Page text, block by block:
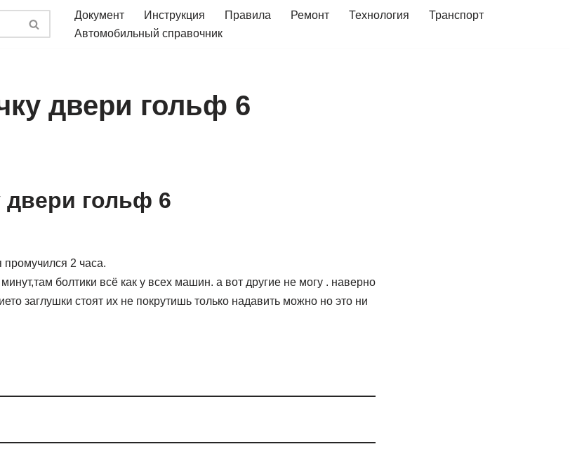
Документ Инструкция Правила Ремонт Технология
Транспорт
Автомобильный справочник
двери гольф 6
двери гольф 6
промучился 2 часа.
болтики всё как у всех машин. а вот другие не могу . наверно
заглушки стоят их не покрутишь только надавить можно но это ни